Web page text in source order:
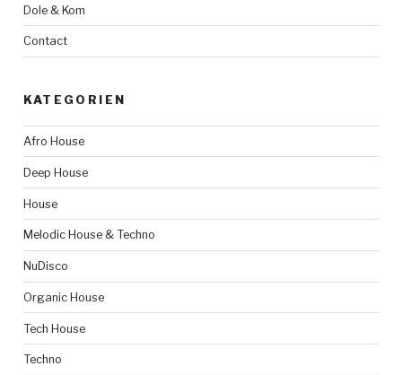
Dole & Kom
Contact
KATEGORIEN
Afro House
Deep House
House
Melodic House & Techno
NuDisco
Organic House
Tech House
Techno